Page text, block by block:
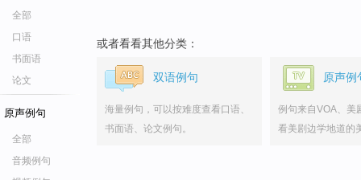
全部
口语
书面语
论文
原声例句
全部
音频例句
或者看看其他分类：
双语例句
海量例句，可以按难度查看口语、
书面语、论文例句。
原声例
例句来自VOA、美
看美剧边学地道的